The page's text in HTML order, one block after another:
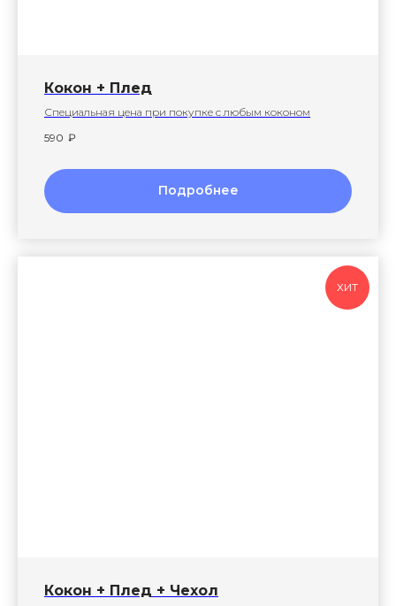
Кокон + Плед
Специальная цена при покупке с любым коконом
590 ₽
Подробнее
ХИТ
Кокон + Плед + Чехол